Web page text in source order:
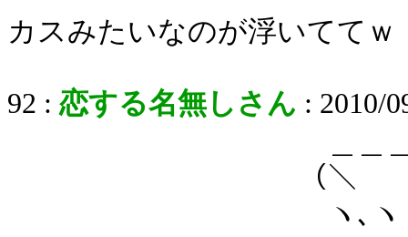
カスみたいなのが浮いててｗ
92 : 恋する名無しさん : 2010/
（＼ ∞
ヽ､ヽ lヽ